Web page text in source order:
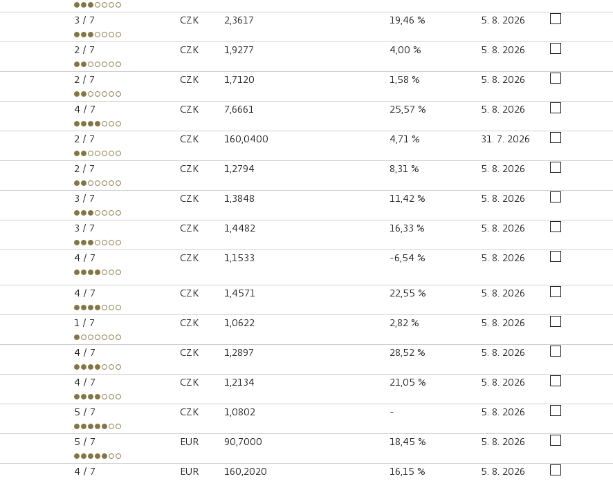
3 / 7 CZK 2,3617 19,46 % 5. 8. 2026
2 / 7 CZK 1,9277 4,00 % 5. 8. 2026
2 / 7 CZK 1,7120 1,58 % 5. 8. 2026
4 / 7 CZK 7,6661 25,57 % 5. 8. 2026
2 / 7 CZK 160,0400 4,71 % 31. 7. 2026
2 / 7 CZK 1,2794 8,31 % 5. 8. 2026
3 / 7 CZK 1,3848 11,42 % 5. 8. 2026
3 / 7 CZK 1,4482 16,33 % 5. 8. 2026
4 / 7 CZK 1,1533 -6,54 % 5. 8. 2026
4 / 7 CZK 1,4571 22,55 % 5. 8. 2026
1 / 7 CZK 1,0622 2,82 % 5. 8. 2026
4 / 7 CZK 1,2897 28,52 % 5. 8. 2026
4 / 7 CZK 1,2134 21,05 % 5. 8. 2026
5 / 7 CZK 1,0802 - 5. 8. 2026
5 / 7 EUR 90,7000 18,45 % 5. 8. 2026
4 / 7 EUR 160,2020 16,15 % 5. 8. 2026